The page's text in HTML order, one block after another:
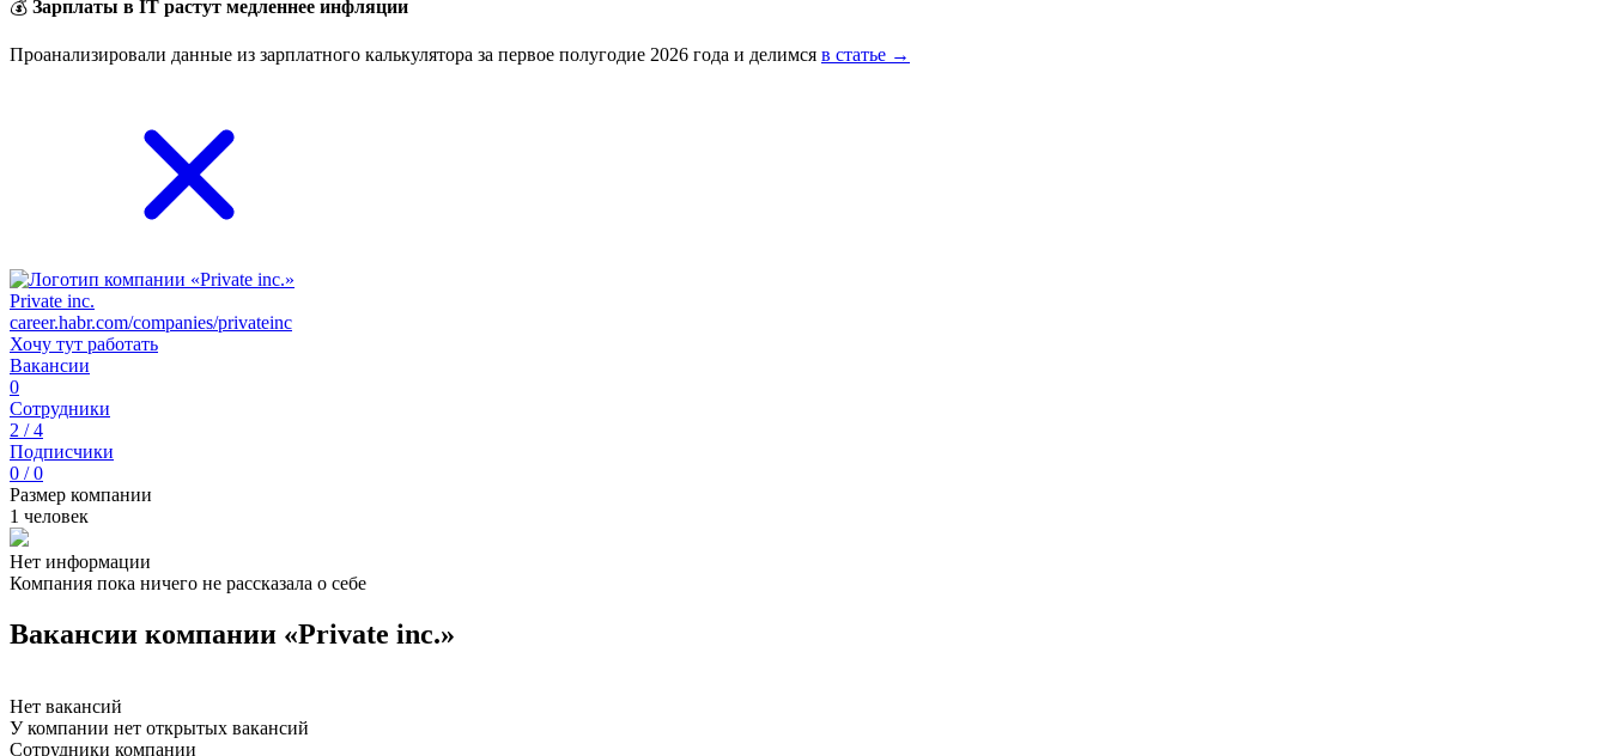
💰 Зарплаты в IT растут медленнее инфляции
Проанализировали данные из зарплатного калькулятора за первое полугодие 2026 года и делимся в статье →
Private inc.
career.habr.com/companies/privateinc
Хочу тут работать
Вакансии
0
Сотрудники
2 / 4
Подписчики
0 / 0
Размер компании
1 человек
Нет информации
Компания пока ничего не рассказала о себе
Вакансии компании «Private inc.»
Нет вакансий
У компании нет открытых вакансий
Сотрудники компании